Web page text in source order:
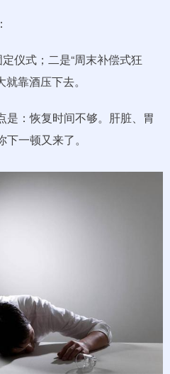
仪式；二是“周末补偿式狂
靠酒压下去。
是：恢复时间不够。肝脏、胃
一顿又来了。